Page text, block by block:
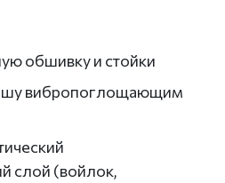
обшивку и стойки
вибропоглощающим
слой (войлок,